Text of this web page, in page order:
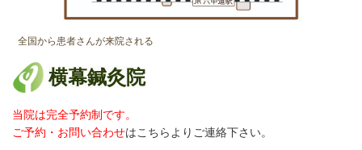
全国から患者さんが来院される
横幕鍼灸院
当院は完全予約制です。
ご予約・お問い合わせはこちらよりご連絡下さい。